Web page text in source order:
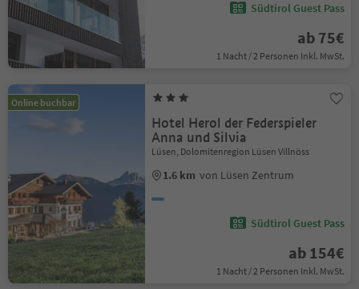
Südtirol Guest Pass
ab 75€
1 Nacht / 2 Personen Inkl. MwSt.
Online buchbar
Hotel Herol der Federspieler
Anna und Silvia
Lüsen, Dolomitenregion Lüsen Villnöss
1.6 km von Lüsen Zentrum
Südtirol Guest Pass
ab 154€
1 Nacht / 2 Personen Inkl. MwSt.